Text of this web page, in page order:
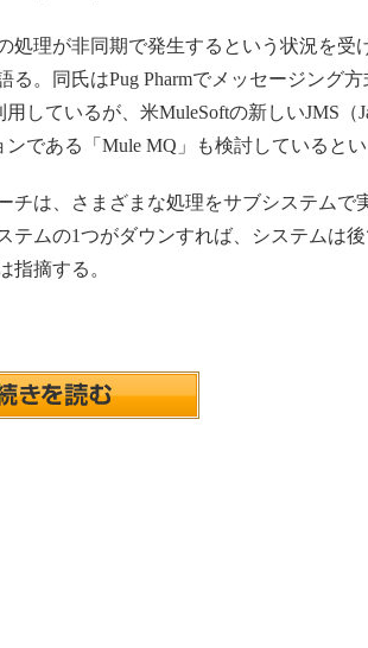
理が非同期で発生するという状況を受
。同氏はPug Pharmでメッセージング
しているが、米MuleSoftの新しいJMS（
ンである「Mule MQ」も検討しているとい
は、さまざまな処理をサブシステムで
テムの1つがダウンすれば、システムは
指摘する。